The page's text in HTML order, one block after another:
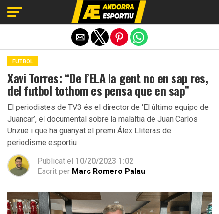
FUTBOL
Xavi Torres: “De l’ELA la gent no en sap res,
del futbol tothom es pensa que en sap”
El periodistes de TV3 és el director de ‘El último equipo de
Juancar’, el documental sobre la malaltia de Juan Carlos
Unzué i que ha guanyat el premi Álex Lliteras de
periodisme esportiu
Publicat el 10/20/2023 1:02
Escrit per Marc Romero Palau
Exit mobile version